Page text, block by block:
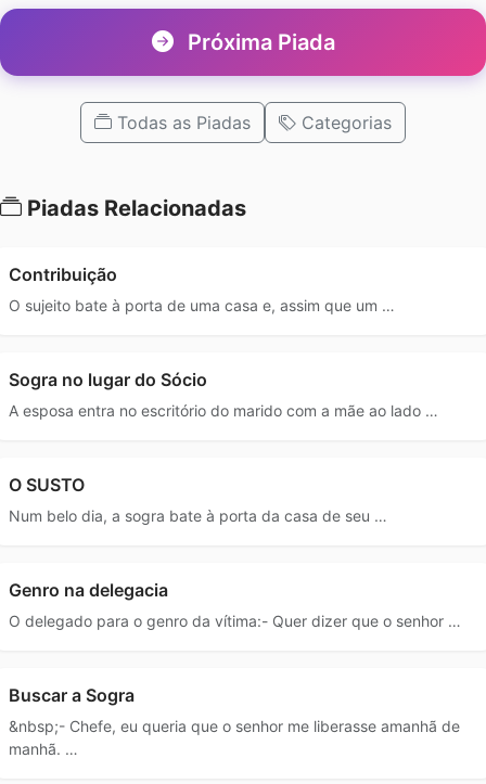
Próxima Piada
Todas as Piadas Categorias
Piadas Relacionadas
Contribuição
O sujeito bate à porta de uma casa e, assim que um …
Sogra no lugar do Sócio
A esposa entra no escritório do marido com a mãe ao lado …
O SUSTO
Num belo dia, a sogra bate à porta da casa de seu …
Genro na delegacia
O delegado para o genro da vítima:- Quer dizer que o senhor …
Buscar a Sogra
&nbsp;- Chefe, eu queria que o senhor me liberasse amanhã de
manhã. …